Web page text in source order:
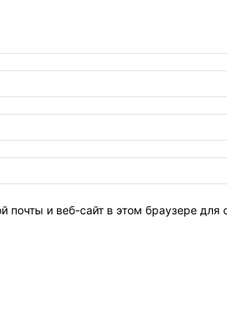
почты и веб-сайт в этом браузере для